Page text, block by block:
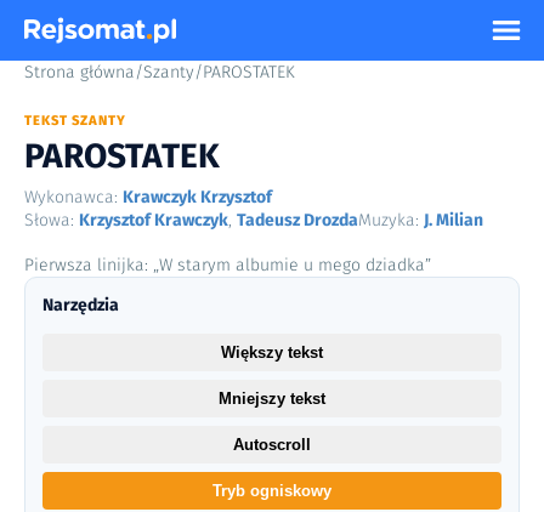
Strona główna/Szanty/PAROSTATEK
TEKST SZANTY
PAROSTATEK
Wykonawca: Krawczyk Krzysztof
Słowa: Krzysztof Krawczyk, Tadeusz DrozdaMuzyka: J. Milian
Pierwsza linijka: „W starym albumie u mego dziadka”
Narzędzia
Większy tekst
Mniejszy tekst
Autoscroll
Tryb ogniskowy